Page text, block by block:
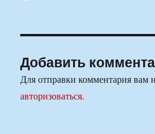
Добавить
Для отправки комментария вам
авторизоваться.